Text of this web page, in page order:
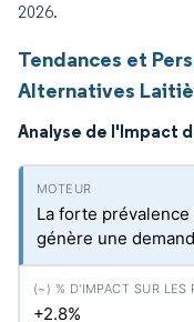
2026.
Tendances et
Alternatives
Analyse de l'Impact
La forte
génère une
+2.8%